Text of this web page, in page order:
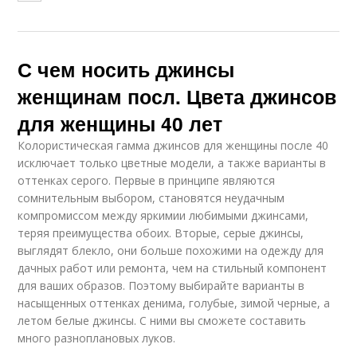
С чем носить джинсы
женщинам посл. Цвета джинсов
для женщины 40 лет
Колористическая гамма джинсов для женщины после 40
исключает только цветные модели, а также варианты в
оттенках серого. Первые в принципе являются
сомнительным выбором, становятся неудачным
компромиссом между яркимии любимыми джинсами,
теряя преимущества обоих. Вторые, серые джинсы,
выглядят блекло, они больше похожими на одежду для
дачных работ или ремонта, чем на стильный компонент
для ваших образов. Поэтому выбирайте варианты в
насыщенных оттенках денима, голубые, зимой черные, а
летом белые джинсы. С ними вы сможете составить
много разноплановых луков.